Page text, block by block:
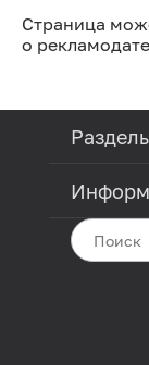
Страница
о